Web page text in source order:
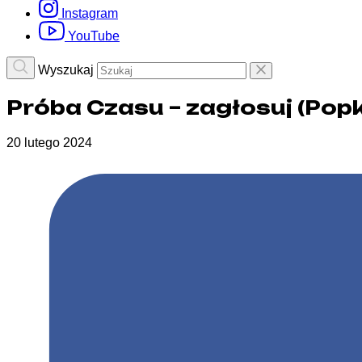
Instagram
YouTube
Wyszukaj
Próba Czasu – zagłosuj
20 lutego 2024